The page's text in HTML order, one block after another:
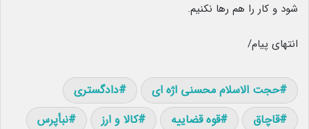
شود و کار را هم رها نکنیم.
انتهای پیام/
حجت الاسلام محسنی اژه ای
دادگستری
قاچاق
قوه قضاییه کالا و ارز نبأپرس